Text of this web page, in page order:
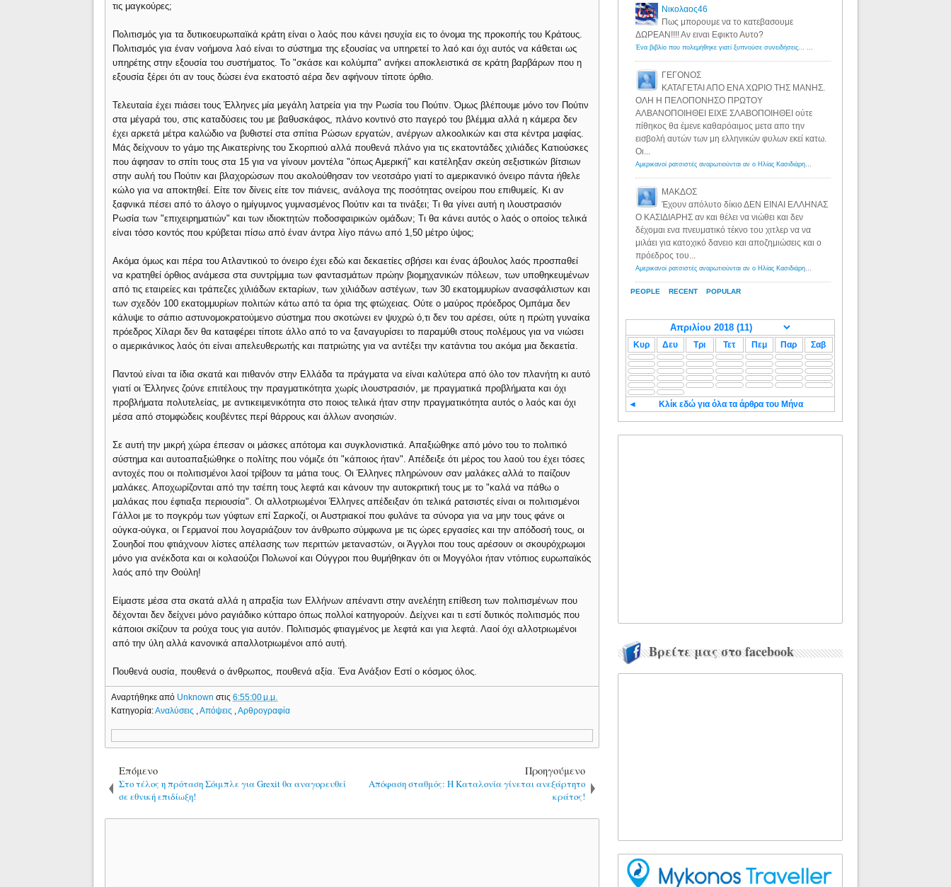
τις μαγκούρες;
Πολιτισμός για τα δυτικοευρωπαϊκά κράτη είναι ο λαός που κάνει ησυχία εις το όνομα της προκοπής του Κράτους.
Πολιτισμός για έναν νοήμονα λαό είναι το σύστημα της εξουσίας να υπηρετεί το λαό και όχι αυτός να κάθεται ως
υπηρέτης στην εξουσία του συστήματος. Το "σκάσε και κολύμπα" ανήκει αποκλειστικά σε κράτη βαρβάρων που η
εξουσία ξέρει ότι αν τους δώσει ένα εκατοστό αέρα δεν αφήνουν τίποτε όρθιο.
Τελευταία έχει πιάσει τους Έλληνες μία μεγάλη λατρεία για την Ρωσία του Πούτιν. Όμως βλέπουμε μόνο τον Πούτιν
στα μέγαρά του, στις καταδύσεις του με βαθυσκάφος, πλάνο κοντινό στο παγερό του βλέμμα αλλά η κάμερα δεν
έχει αρκετά μέτρα καλώδιο να βυθιστεί στα σπίτια Ρώσων εργατών, ανέργων αλκοολικών και στα κέντρα μαφίας.
Μάς δείχνουν το γάμο της Αικατερίνης του Σκορπιού αλλά πουθενά πλάνο για τις εκατοντάδες χιλιάδες Κατιούσκες
που άφησαν το σπίτι τους στα 15 για να γίνουν μοντέλα "όπως Αμερική" και κατέληξαν σκεύη σεξιστικών βίτσιων
στην αυλή του Πούτιν και βλαχορώσων που ακολούθησαν τον νεοτσάρο γιατί το αμερικανικό όνειρο πάντα ήθελε
κώλο για να αποκτηθεί. Είτε τον δίνεις είτε τον πιάνεις, ανάλογα της ποσότητας ονείρου που επιθυμείς. Κι αν
ξαφνικά πέσει από το άλογο ο ημίγυμνος γυμνασμένος Πούτιν και τα τινάξει; Τι θα γίνει αυτή η ιλουστρασιόν
Ρωσία των "επιχειρηματιών" και των ιδιοκτητών ποδοσφαιρικών ομάδων; Τι θα κάνει αυτός ο λαός ο οποίος τελικά
είναι τόσο κοντός που κρύβεται πίσω από έναν άντρα λίγο πάνω από 1,50 μέτρο ύψος;
Ακόμα όμως και πέρα του Ατλαντικού το όνειρο έχει εδώ και δεκαετίες σβήσει και ένας άβουλος λαός προσπαθεί
να κρατηθεί όρθιος ανάμεσα στα συντρίμμια των φαντασμάτων πρώην βιομηχανικών πόλεων, των υποθηκευμένων
από τις εταιρείες και τράπεζες χιλιάδων εκταρίων, των χιλιάδων αστέγων, των 30 εκατομμυρίων ανασφάλιστων και
των σχεδόν 100 εκατομμυρίων πολιτών κάτω από τα όρια της φτώχειας. Ούτε ο μαύρος πρόεδρος Ομπάμα δεν
κάλυψε το σάπιο αστυνομοκρατούμενο σύστημα που σκοτώνει εν ψυχρώ ό,τι δεν του αρέσει, ούτε η πρώτη γυναίκα
πρόεδρος Χίλαρι δεν θα καταφέρει τίποτε άλλο από το να ξαναγυρίσει το παραμύθι στους πολέμους για να νιώσει
ο αμερικάνικος λαός ότι είναι απελευθερωτής και πατριώτης για να αντέξει την κατάντια του ακόμα μια δεκαετία.
Παντού είναι τα ίδια σκατά και πιθανόν στην Ελλάδα τα πράγματα να είναι καλύτερα από όλο τον πλανήτη κι αυτό
γιατί οι Έλληνες ζούνε επιτέλους την πραγματικότητα χωρίς ιλουστρασιόν, με πραγματικά προβλήματα και όχι
προβλήματα πολυτελείας, με αντικειμενικότητα στο ποιος τελικά ήταν στην πραγματικότητα αυτός ο λαός και όχι
μέσα από στομφώδεις κουβέντες περί θάρρους και άλλων ανοησιών.
Σε αυτή την μικρή χώρα έπεσαν οι μάσκες απότομα και συγκλονιστικά. Απαξιώθηκε από μόνο του το πολιτικό
σύστημα και αυτοαπαξιώθηκε ο πολίτης που νόμιζε ότι "κάποιος ήταν". Απέδειξε ότι μέρος του λαού του έχει τόσες
αντοχές που οι πολιτισμένοι λαοί τρίβουν τα μάτια τους. Οι Έλληνες πληρώνουν σαν μαλάκες αλλά το παίζουν
μαλάκες. Αποχωρίζονται από την τσέπη τους λεφτά και κάνουν την αυτοκριτική τους με το "καλά να πάθω ο
μαλάκας που έφτιαξα περιουσία". Οι αλλοτριωμένοι Έλληνες απέδειξαν ότι τελικά ρατσιστές είναι οι πολιτισμένοι
Γάλλοι με το πογκρόμ των γύφτων επί Σαρκοζί, οι Αυστριακοί που φυλάνε τα σύνορα για να μην τους φάνε οι
ούγκα-ούγκα, οι Γερμανοί που λογαριάζουν τον άνθρωπο σύμφωνα με τις ώρες εργασίες και την απόδοσή τους, οι
Σουηδοί που φτιάχνουν λίστες απέλασης των περιττών μεταναστών, οι Άγγλοι που τους αρέσουν οι σκουρόχρωμοι
μόνο για ανέκδοτα και οι κολαούζοι Πολωνοί και Ούγγροι που θυμήθηκαν ότι οι Μογγόλοι ήταν ντόπιος ευρωπαϊκός
λαός από την Θούλη!
Είμαστε μέσα στα σκατά αλλά η απραξία των Ελλήνων απέναντι στην ανελέητη επίθεση των πολιτισμένων που
δέχονται δεν δείχνει μόνο ραγιάδικο κύτταρο όπως πολλοί κατηγορούν. Δείχνει και τι εστί δυτικός πολιτισμός που
κάποιοι σκίζουν τα ρούχα τους για αυτόν. Πολιτισμός φτιαγμένος με λεφτά και για λεφτά. Λαοί όχι αλλοτριωμένοι
από την ύλη αλλά κανονικά απαλλοτριωμένοι από αυτή.
Πουθενά ουσία, πουθενά ο άνθρωπος, πουθενά αξία. Ένα Ανάξιον Εστί ο κόσμος όλος.
Αναρτήθηκε από Unknownστις6:55:00 μ.μ.
Κατηγορία:Αναλύσεις ,Απόψεις ,Αρθρογραφία
Επόμενο
Στο τέλος η πρόταση Σόιμπλε για Grexit θα αναγορευθεί
σε εθνική επιδίωξη!
Προηγούμενο
Απόφαση σταθμός: Η Καταλονία γίνεται ανεξάρτητο
κράτος!
PEOPLE RECENT POPULAR
Νικολαος46
Πως μπορουμε να το κατεβασουμε
ΔΩΡΕΑΝ!!!! Αν ειναι Εφικτο Αυτο?
Ένα βιβλίο που πολεμήθηκε γιατί ξυπνούσε συνειδήσεις... - Λόγιος Ερμής | Η γνώση ξεκινάει με την αναζήτηση...
ΓΕΓΟΝΟΣ
ΚΑΤΑΓΕΤΑΙ ΑΠΟ ΕΝΑ ΧΩΡΙΟ ΤΗΣ ΜΑΝΗΣ.
ΟΛΗ Η ΠΕΛΟΠΟΝΗΣΟ ΠΡΩΤΟΥ
ΑΛΒΑΝΟΠΟΙΗΘΕΙ ΕΙΧΕ ΣΛΑΒΟΠΟΙΗΘΕΙ ούτε
πίθηκος θα έμενε καθαρόαιμος μετα απο την
εισβολή αυτών των μη ελληνικών φυλων εκεί κατω.
Οι...
Αμερικανοί ρατσιστές αναρωτιούνται αν ο Ηλίας Κασιδιάρης ανήκει στη λευκή φυλή... - Λόγιος Ερμής
ΜΑΚΔΟΣ
Έχουν απόλυτο δίκιο ΔΕΝ ΕΙΝΑΙ ΕΛΛΗΝΑΣ
Ο ΚΑΣΙΔΙΑΡΗΣ αν και θέλει να νιώθει και δεν
δέχομαι ενα πνευματικό τέκνο του χιτλερ να να
μιλάει για κατοχικό δανειο και αποζημιώσεις και ο
πρόεδρος του...
Αμερικανοί ρατσιστές αναρωτιούνται αν ο Ηλίας Κασιδιάρης ανήκει στη λευκή φυλή... - Λόγιος Ερμής
Κυρ Δευ Τρι Τετ Πεμ Παρ Σαβ
◄ Κλίκ εδώ για όλα τα άρθρα του Μήνα
Βρείτε μας στο facebook